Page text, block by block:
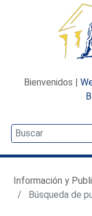
Bienvenidos |
Información y
Búsqueda de